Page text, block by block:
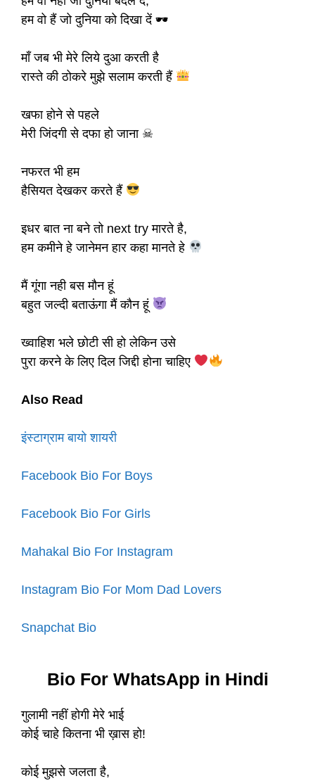
हम वो हैं जो दुनिया को दिखा दें 🕶
माँ जब भी मेरे लिये दुआ करती है
रास्ते की ठोकरे मुझे सलाम करती हैं
खफा होने से पहले
मेरी जिंदगी से दफा हो जाना ☠
नफरत भी हम
हैसियत देखकर करते हैं
इधर बात ना बने तो next try मारते है,
हम कमीने हे जानेमन हार कहा मानते हे
मैं गूंगा नही बस मौन हूं
बहुत जल्दी बताऊंगा मैं कौन हूं
ख्वाहिश भले छोटी सी हो लेकिन उसे
पुरा करने के लिए दिल जिद्दी होना चाहिए
Also Read
इंस्टाग्राम बायो शायरी
Facebook Bio For Boys
Facebook Bio For Girls
Mahakal Bio For Instagram
Instagram Bio For Mom Dad Lovers
Snapchat Bio
Bio For WhatsApp in Hindi
गुलामी नहीं होगी मेरे भाई
कोई चाहे कितना भी ख़ास हो!
कोई मुझसे जलता है,